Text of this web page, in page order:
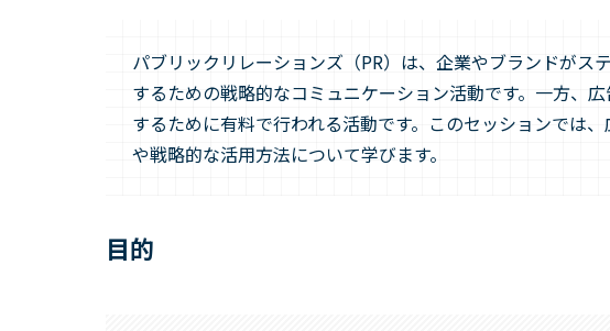
パブリックリレーションズ（PR）は、企業やブランドがス
するための戦略的なコミュニケーション活動です。一方、
するために有料で行われる活動です。このセッションでは
や戦略的な活用方法について学びます。
目的